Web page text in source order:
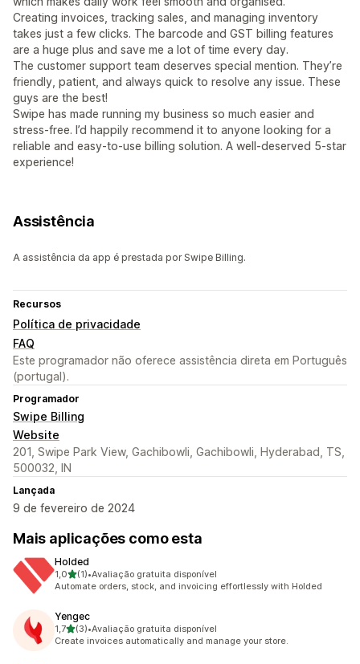
Creating invoices, tracking sales, and managing inventory
takes just a few clicks. The barcode and GST billing features
are a huge plus and save me a lot of time every day.
The customer support team deserves special mention. They’re
friendly, patient, and always quick to resolve any issue. These
guys are the best!
Swipe has made running my business so much easier and
stress-free. I’d happily recommend it to anyone looking for a
reliable and easy-to-use billing solution. A well-deserved 5-star
experience!
Assistência
A assistência da app é prestada por Swipe Billing.
Recursos
Política de privacidade
FAQ
Este programador não oferece assistência direta em Português
(portugal).
Programador
Swipe Billing
Website
201, Swipe Park View, Gachibowli, Gachibowli, Hyderabad, TS,
500032, IN
Lançada
9 de fevereiro de 2024
Mais aplicações como esta
Holded
1,0de 5 estrelas
(1)
1 total de avaliações
•Avaliação gratuita disponível
Automate orders, stock, and invoicing effortlessly with Holded
Yengec
1,7de 5 estrelas
(3)
3 total de avaliações
•Avaliação gratuita disponível
Create invoices automatically and manage your store.